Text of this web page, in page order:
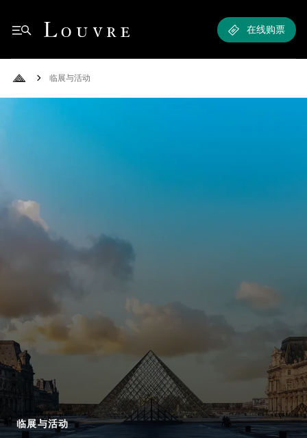
Louvre - Back to Home
在线购票
Back to Home
临展与活动
临展与活动